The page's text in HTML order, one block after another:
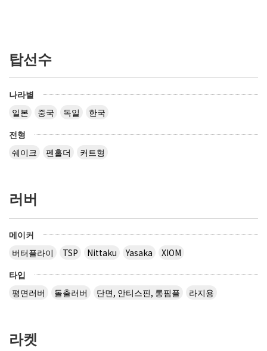
탑선수
나라별
일본
중국 독일
한국
전형
쉐이크
펜홀더 커트형
러버
메이커
버터플라이
TSP Nittaku Yasaka
XIOM
타입
평면러버
돌출러버 단면, 안티스핀, 롱핌플 라지용
라켓